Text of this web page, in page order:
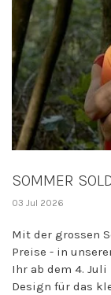
SOMMER
03 Jul 2026
Mit der grossen
Preise - in
Ihr ab dem 4.
Design für das